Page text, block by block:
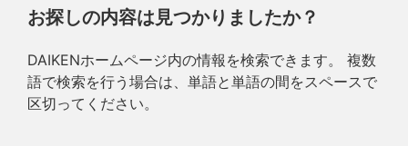
お探しの内容は見つかりましたか？
DAIKENホームページ内の情報を検索できます。 複数
語で検索を行う場合は、単語と単語の間をスペースで
区切ってください。